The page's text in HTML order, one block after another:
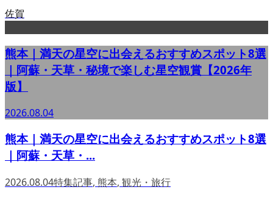
佐賀
熊本｜満天の星空に出会えるおすすめスポット8選
｜阿蘇・天草・秘境で楽しむ星空観賞【2026年
版】
2026.08.04
熊本｜満天の星空に出会えるおすすめスポット8選
｜阿蘇・天草・...
2026.08.04特集記事, 熊本, 観光・旅行